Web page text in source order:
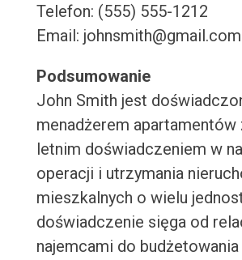
Telefon: (555) 555-1212
Email: johnsmith@gmail.com
Podsumowanie
John Smith jest
menadżerem apartamentów
letnim doświadczeniem w
operacji i utrzymania
mieszkalnych o wielu
doświadczenie sięga od
najemcami do budżetowania